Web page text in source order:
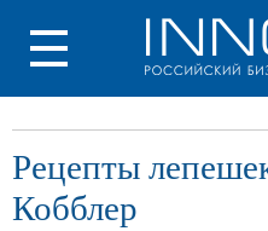
Рецепты
Кобблер